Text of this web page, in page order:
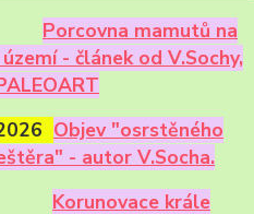
Porcovna mamutů na
- článek od V.Sochy,
Objev "osrstěného
- autor V.Socha.
Korunovace krále